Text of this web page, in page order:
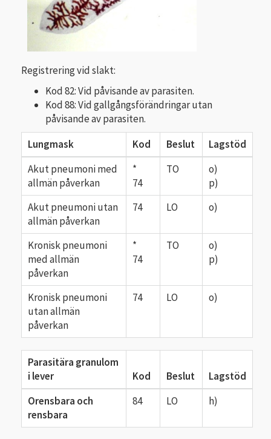
Registrering vid slakt:
Kod 82: Vid påvisande av parasiten.
Kod 88: Vid gallgångsförändringar utan
påvisande av parasiten.
Lungmask
Kod Beslut
Lagstöd
Akut pneumoni med
allmän påverkan
*
74
TO
o)
p)
Akut pneumoni utan
allmän påverkan
74 LO o)
Kronisk pneumoni
med allmän
påverkan
*
74
TO
o)
p)
Kronisk pneumoni
utan allmän
påverkan
74 LO o)
Parasitära granulom
i lever
Kod Beslut
Lagstöd
Orensbara och
rensbara
84 LO h)